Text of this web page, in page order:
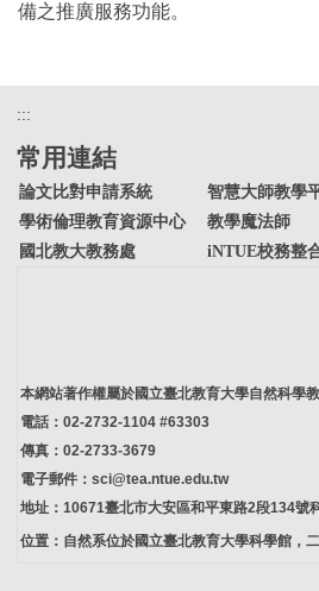
備之推廣服務功能。
:::
常用連結
論文比對申請系統
智慧大師教學
學術倫理教育資源中心
教學魔法師
國北教大教務處
iNTUE校務整
本網站著作權屬於國立臺北教育大學自然科學
電話：02-2732-1104 #63303
傳真：02-2733-3679
電子郵件：sci@tea.ntue.edu.tw
地址：10671臺北市大安區和平東路2段134號
位置：自然系位於國立臺北教育大學科學館，